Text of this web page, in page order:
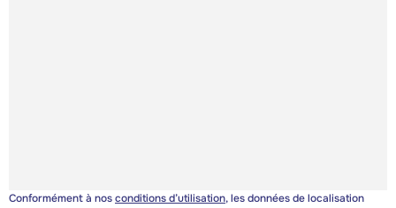
Conformément à nosconditions d’utilisation, les données de localisation